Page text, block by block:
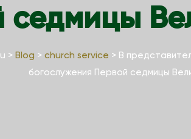
седмицы
> Blog > church service > В
богослужения Первой седмицы